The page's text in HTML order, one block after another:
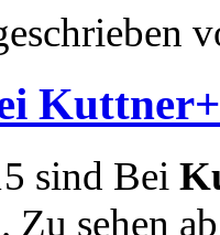
sind Bei
Zu sehen